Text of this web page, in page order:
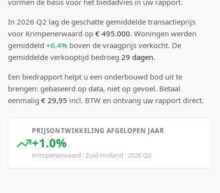
vormen de basis voor het biedadvies in uw rapport.
In 2026 Q2 lag de geschatte gemiddelde transactieprijs
voor Krimpenerwaard op € 495.000. Woningen werden
gemiddeld +6.4% boven de vraagprijs verkocht. De
gemiddelde verkooptijd bedroeg 29 dagen.
Een biedrapport helpt u een onderbouwd bod uit te
brengen: gebaseerd op data, niet op gevoel. Betaal
eenmalig € 29,95 incl. BTW en ontvang uw rapport direct.
PRIJSONTWIKKELING AFGELOPEN JAAR
+1.0%
Krimpenerwaard ·Zuid-Holland ·2026 Q2